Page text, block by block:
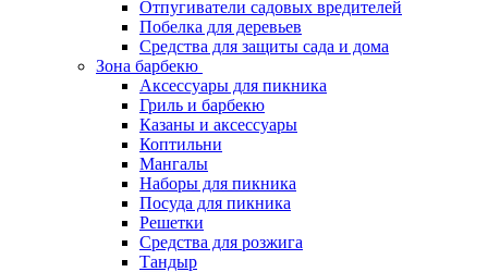
Отпугиватели садовых вредителей
Побелка для деревьев
Средства для защиты сада и дома
Зона барбекю
Аксессуары для пикника
Гриль и барбекю
Казаны и аксессуары
Коптильни
Мангалы
Наборы для пикника
Посуда для пикника
Решетки
Средства для розжига
Тандыр